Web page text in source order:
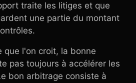
traite les litiges et que
une partie du montant
que l'on croit, la bonne
pas toujours à accélérer les
bon arbitrage consiste à